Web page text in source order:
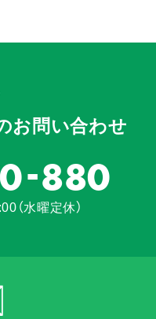
お問い合わせ
-880
（水曜定休）